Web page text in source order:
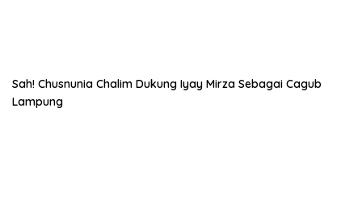
Sah! Chusnunia Chalim Dukung Iyay Mirza Sebagai Cagub
Lampung